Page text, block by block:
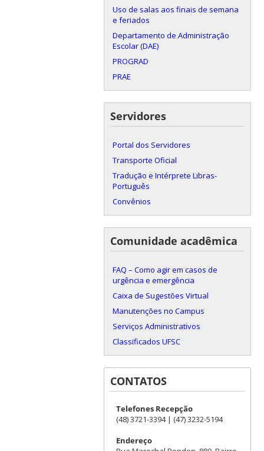
Uso de salas aos finais de semana
e feriados
Departamento de Administração
Escolar (DAE)
PROGRAD
PRAE
Servidores
Portal dos Servidores
Transporte Oficial
Tradução e Intérprete Libras-
Português
Convênios
Comunidade acadêmica
FAQ – Como agir em casos de
urgência e emergência
Caixa de Sugestões Virtual
Manutenções no Campus
Serviços Administrativos
Classificados UFSC
CONTATOS
Telefones Recepção
(48) 3721-3394 | (47) 3232-5194
Endereço